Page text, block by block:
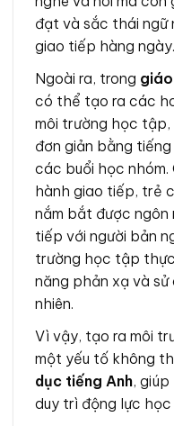
đạt và sắc thái ngữ
giao tiếp hàng ngày.
Ngoài ra, trong
có thể tạo ra các
môi trường học
đơn giản bằng
các buổi học
hành giao tiếp, trẻ
nắm bắt được ngôn
tiếp với người bản
trường học tập
năng phản xạ và
nhiên.
Vì vậy, tạo ra môi
một yếu tố không
dục tiếng Anh,
duy trì động lực